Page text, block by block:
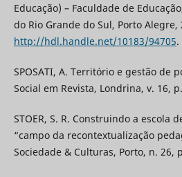
Educação) – Faculdade de
do Rio Grande do Sul, Porto
http://hdl.handle.net/10183/94705.
SPOSATI, A. Território e gestão de
Social em Revista, Londrina, v. 16,
STOER, S. R. Construindo a escola
“campo da recontextualização
Sociedade & Culturas, Porto, n. 26,